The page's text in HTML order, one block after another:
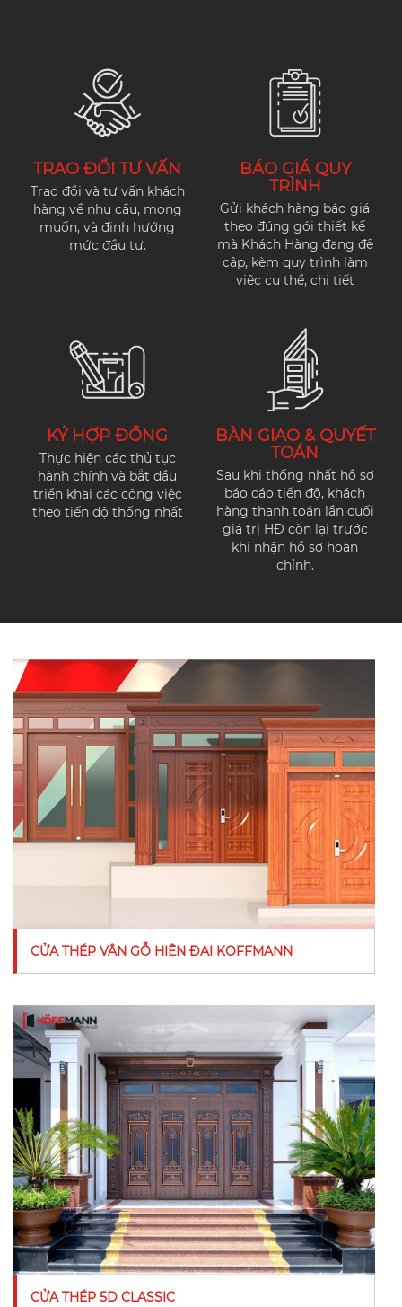
TRAO ĐỔI TƯ VẤN
Trao đổi và tư vấn khách
hàng về nhu cầu, mong
muốn, và định hướng
mức đầu tư.
BÁO GIÁ QUY
TRÌNH
Gửi khách hàng báo giá
theo đúng gói thiết kế
mà Khách Hàng đang đề
cập, kèm quy trình làm
việc cụ thể, chi tiết
KÝ HỢP ĐỒNG
Thực hiện các thủ tục
hành chính và bắt đầu
triển khai các công việc
theo tiến độ thống nhất
BÀN GIAO & QUYẾT
TOÁN
Sau khi thống nhất hồ sơ
báo cáo tiến độ, khách
hàng thanh toán lần cuối
giá trị HĐ còn lại trước
khi nhận hồ sơ hoàn
chỉnh.
CỬA THÉP VÂN GỖ HIỆN ĐẠI KOFFMANN
CỬA THÉP 5D CLASSIC